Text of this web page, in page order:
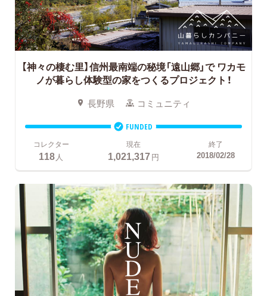
【神々の棲む里】信州最南端の秘境「遠山郷」でワカモ
ノが暮らし体験型の家をつくるプロジェクト！
長野県 コミュニティ
FUNDED
コレクター
118人
現在
1,021,317円
終了
2018/02/28